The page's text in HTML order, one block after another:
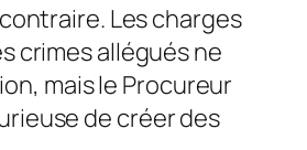
Les charges
crimes allégués ne
mais le Procureur
de créer des